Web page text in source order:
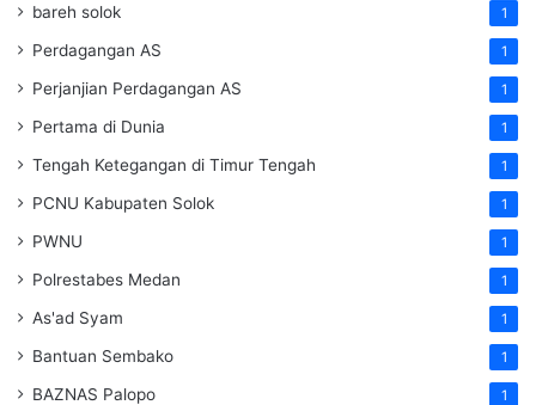
bareh solok 1
Perdagangan AS 1
Perjanjian Perdagangan AS 1
Pertama di Dunia 1
Tengah Ketegangan di Timur Tengah 1
PCNU Kabupaten Solok 1
PWNU 1
Polrestabes Medan 1
As'ad Syam 1
Bantuan Sembako 1
BAZNAS Palopo 1